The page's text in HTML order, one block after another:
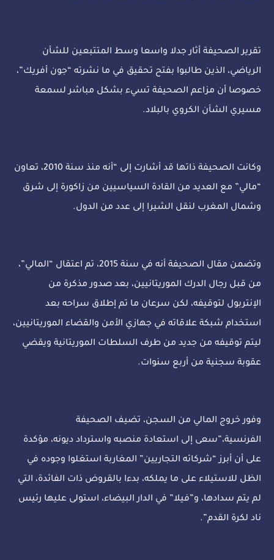
تقرير الصحيفة أثار جدلا واسعا وسط المتتبعين للشأن
الرياضي، الذين طالبوا بفتح تحقيق في ما نشرته “جون أفريك”،
خصوصا أن مزاعم الصحيفة تسيء بشكل مباشر لسمعة
مسيري الشأن الكروي بالبلاد.
وكانت الصحيفة ذاتها قد أشارت إلى “أنه منذ سنة 2010، تعاون
“مالي” مع العديد من القادة السياسيين من زاكورة إلى شرق
وشمال المغرب لنقل الشيرا إلى عدد من الدول.
وتضمن مقال الصحيفة أنه في سنة 2015، تم اعتقال “المالي”،
من قبل رجال الدرك الموريتانيين، بعد صدور مذكرة من
الإنتربول لتوقيفه، لكن سرعان ما تم إطلاق سراحه بعد
استخدام شبكة علاقاته في جهازي الأمن والقضاء الموريتانيين،
ليتم توقيفه من جديد من طرف السلطات الموريتانية ويقضي
عقوبة سجنية من أربع سنوات.
وفور خروج المالي من السجن، تضيف الصحيفة
الفرنسية،”سعى إلى استعادة منصبه واسترداد ديونه، مؤكدة
على أن أبرز “شركائه التجاريين” المغاربة استغلوا وجوده في
الظل للاستيلاء على ما يملكه، بدءا بالقروض ذات الفائدة، التي
لم يتم سدادها، و”فيلا” في الدار البيضاء، استولى عليها رئيس
ناد لكرة القدم”.